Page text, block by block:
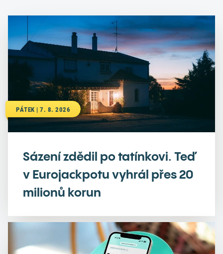
PÁTEK | 7. 8. 2026
Sázení zdědil po tatínkovi. Teď
v Eurojackpotu vyhrál přes 20
milionů korun